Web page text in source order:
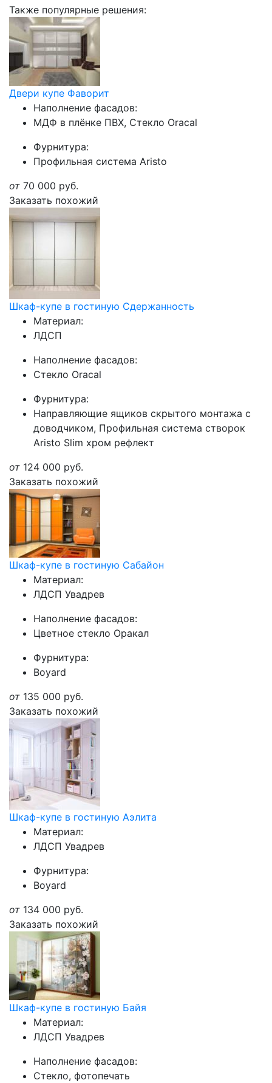
Также популярные решения:
Двери купе Фаворит
Наполнение фасадов:
МДФ в плёнке ПВХ, Стекло Oracal
Фурнитура:
Профильная система Aristo
от 70 000 руб.
Заказать похожий
Шкаф-купе в гостиную Сдержанность
Материал:
ЛДСП
Наполнение фасадов:
Стекло Oracal
Фурнитура:
Направляющие ящиков скрытого монтажа с
доводчиком, Профильная система створок
Aristo Slim хром рефлект
от 124 000 руб.
Заказать похожий
Шкаф-купе в гостиную Сабайон
Материал:
ЛДСП Увадрев
Наполнение фасадов:
Цветное стекло Оракал
Фурнитура:
Boyard
от 135 000 руб.
Заказать похожий
Шкаф-купе в гостиную Аэлита
Материал:
ЛДСП Увадрев
Фурнитура:
Boyard
от 134 000 руб.
Заказать похожий
Шкаф-купе в гостиную Байя
Материал:
ЛДСП Увадрев
Наполнение фасадов:
Стекло, фотопечать